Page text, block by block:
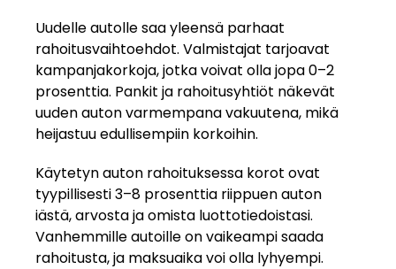
Uudelle autolle saa yleensä parhaat
rahoitusvaihtoehdot. Valmistajat tarjoavat
kampanjakorkoja, jotka voivat olla jopa 0–2
prosenttia. Pankit ja rahoitusyhtiöt näkevät
uuden auton varmempana vakuutena, mikä
heijastuu edullisempiin korkoihin.
Käytetyn auton rahoituksessa korot ovat
tyypillisesti 3–8 prosenttia riippuen auton
iästä, arvosta ja omista luottotiedoistasi.
Vanhemmille autoille on vaikeampi saada
rahoitusta, ja maksuaika voi olla lyhyempi.